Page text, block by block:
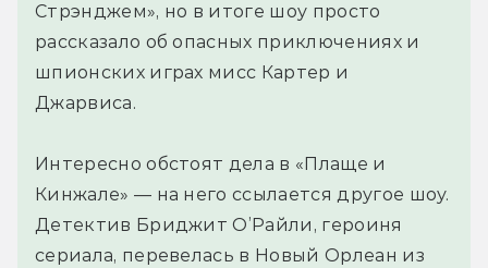
Стрэнджем», но в итоге шоу просто
рассказало об опасных приключениях и
шпионских играх мисс Картер и
Джарвиса.
Интересно обстоят дела в «Плаще и
Кинжале» — на него ссылается другое шоу.
Детектив Бриджит О’Райли, героиня
сериала, перевелась в Новый Орлеан из